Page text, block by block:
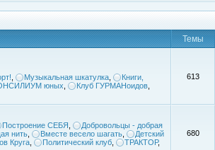
Темы
Музыкальная шкатулка
Книги,
юных Клуб ГУРМАНоидов
613
Построение СЕБЯ
Добровольцы - добрая
нить Вместе весело шагать
Детский
Круга Политический клуб ТРАКТОР,
680